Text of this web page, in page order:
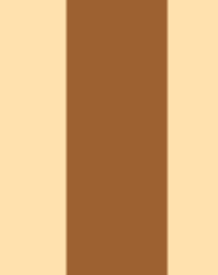
dans tout le